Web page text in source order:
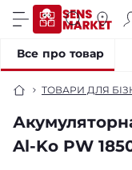
ТОВАРИ ДЛЯ
Al-Ko PW
Все про товар